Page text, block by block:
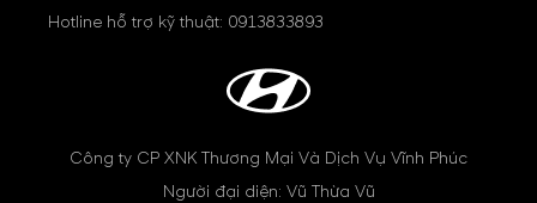
Hotline hỗ trợ kỹ thuật: 0913833893
Công ty CP XNK Thương Mại Và Dịch Vụ Vĩnh Phúc
Người đại diện: Vũ Thừa Vũ